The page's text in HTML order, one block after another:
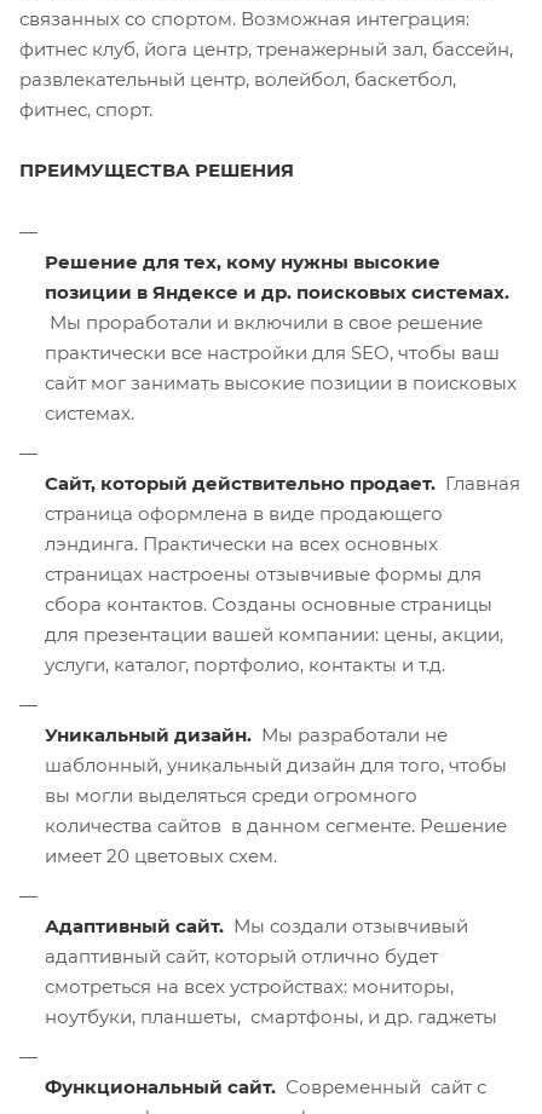
связанных со спортом. Возможная интеграция:
фитнес клуб, йога центр, тренажерный зал, бассейн,
развлекательный центр, волейбол, баскетбол,
фитнес, спорт.
ПРЕИМУЩЕСТВА РЕШЕНИЯ
Решение для тех, кому нужны высокие
позиции в Яндексе и др. поисковых системах.
Мы проработали и включили в свое решение
практически все настройки для SEO, чтобы ваш
сайт мог занимать высокие позиции в поисковых
системах.
Сайт, который действительно продает. Главная
страница оформлена в виде продающего
лэндинга. Практически на всех основных
страницах настроены отзывчивые формы для
сбора контактов. Созданы основные страницы
для презентации вашей компании: цены, акции,
услуги, каталог, портфолио, контакты и т.д.
Уникальный дизайн. Мы разработали не
шаблонный, уникальный дизайн для того, чтобы
вы могли выделяться среди огромного
количества сайтов в данном сегменте. Решение
имеет 20 цветовых схем.
Адаптивный сайт. Мы создали отзывчивый
адаптивный сайт, который отлично будет
смотреться на всех устройствах: мониторы,
ноутбуки, планшеты, смартфоны, и др. гаджеты
Функциональный сайт. Современный сайт с